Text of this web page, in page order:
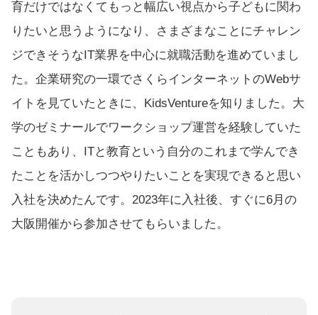
育だけではなくてもっと幅広い視点から子どもに関わ
りたいと思うようになり、さまざまなことにチャレン
ジできそうなIT業界を中心に就職活動を進めていまし
た。企業研究の一環でさくらインターネットのWebサ
イトを見ていたときに、KidsVentureを知りました。大
学のゼミナールでワークショップ運営を経験していた
こともあり、ITと教育という自分のこれまで学んでき
たことを活かしつつやりたいことを実現できると思い
入社を決めたんです。2023年に入社後、すぐに6月の
大阪開催から参加させてもらいました。